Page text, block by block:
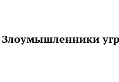
Злоумышленники